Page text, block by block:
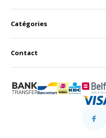
Catégories
Contact